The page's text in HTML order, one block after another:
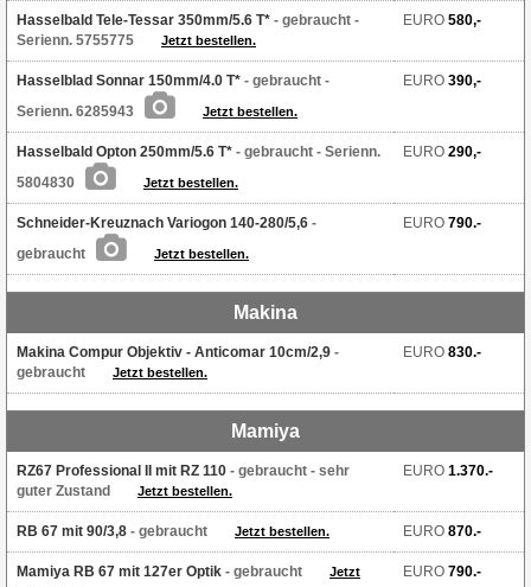
Hasselbald Tele-Tessar 350mm/5.6 T* - gebraucht -
Serienn. 5755775
Jetzt bestellen.
EURO 580,-
Hasselblad Sonnar 150mm/4.0 T* - gebraucht -
Serienn. 6285943
Jetzt bestellen.
EURO 390,-
Hasselbald Opton 250mm/5.6 T* - gebraucht - Serienn.
5804830
Jetzt bestellen.
EURO 290,-
Schneider-Kreuznach Variogon 140-280/5,6 -
gebraucht
Jetzt bestellen.
EURO 790.-
Makina
Makina Compur Objektiv - Anticomar 10cm/2,9 -
gebraucht
Jetzt bestellen.
EURO 830.-
Mamiya
RZ67 Professional II mit RZ 110 - gebraucht - sehr
guter Zustand
Jetzt bestellen.
EURO 1.370.-
RB 67 mit 90/3,8 - gebraucht Jetzt bestellen. EURO 870.-
Mamiya RB 67 mit 127er Optik - gebraucht
Jetzt
EURO 790.-